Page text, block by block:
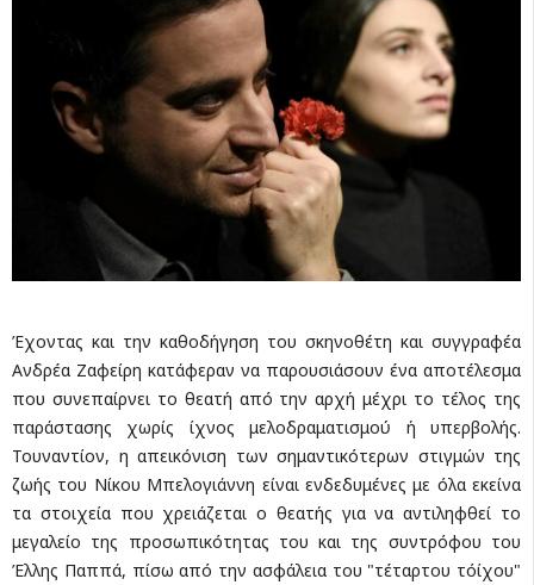
Έχοντας και την καθοδήγηση του σκηνοθέτη και συγγραφέα
Ανδρέα Ζαφείρη κατάφεραν να παρουσιάσουν ένα αποτέλεσμα
που συνεπαίρνει το θεατή από την αρχή μέχρι το τέλος της
παράστασης χωρίς ίχνος μελοδραματισμού ή υπερβολής.
Τουναντίον, η απεικόνιση των σημαντικότερων στιγμών της
ζωής του Νίκου Μπελογιάννη είναι ενδεδυμένες με όλα εκείνα
τα στοιχεία που χρειάζεται ο θεατής για να αντιληφθεί το
μεγαλείο της προσωπικότητας του και της συντρόφου του
Έλλης Παππά, πίσω από την ασφάλεια του "τέταρτου τόίχου"